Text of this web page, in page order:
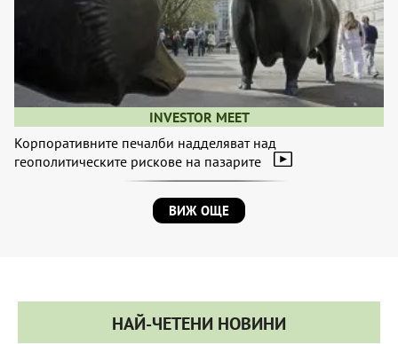
INVESTOR MEET
Корпоративните печалби надделяват над
геополитическите рискове на пазарите
ВИЖ ОЩЕ
НАЙ-ЧЕТЕНИ НОВИНИ